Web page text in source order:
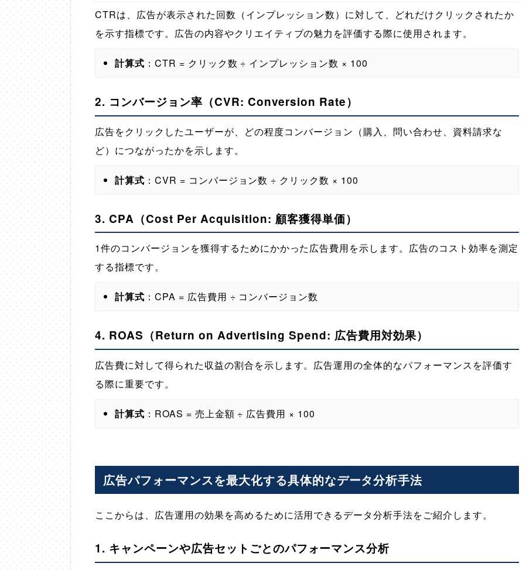
CTRは、広告が表示された回数（インプレッション数）に対して、どれだけクリックされたか
を示す指標です。広告の内容やクリエイティブの魅力を評価する際に使用されます。
計算式 ：CTR = クリック数 ÷ インプレッション数 × 100
2. コンバージョン率（CVR: Conversion Rate）
広告をクリックしたユーザーが、どの程度コンバージョン（購入、問い合わせ、資料請求な
ど）につながったかを示します。
計算式 ：CVR = コンバージョン数 ÷ クリック数 × 100
3.CPA（Cost Per Acquisition: 顧客獲得単価）
1件のコンバージョンを獲得するためにかかった広告費用を示します。広告のコスト効率を測定
する指標です。
計算式 ：CPA = 広告費用 ÷ コンバージョン数
4. ROAS（Return on Advertising Spend: 広告費用対効果）
広告費に対して得られた収益の割合を示します。広告運用の全体的なパフォーマンスを評価す
る際に重要です。
計算式 ：ROAS = 売上金額 ÷ 広告費用 × 100
広告パフォーマンスを最大化する具体的なデータ分析手法
ここからは、広告運用の効果を高めるために活用できるデータ分析手法をご紹介します。
1. キャンペーンや広告セットごとのパフォーマンス分析